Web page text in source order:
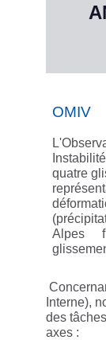
OMIV
quatre
Alpes
Interne),
des
axes :